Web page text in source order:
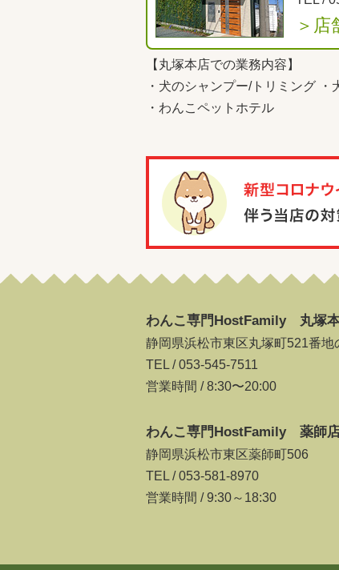
＞店
【丸塚本店での業務内容】
・ 犬のシャンプー/トリミング ・
・ わんこペットホテル
わんこ専門HostFamily 丸塚
静岡県浜松市東区丸塚町521番地
TEL /053-545-7511
営業時間 / 8:30〜20:00
わんこ専門HostFamily 薬師
静岡県浜松市東区薬師町506
TEL /053-581-8970
営業時間 / 9:30～18:30